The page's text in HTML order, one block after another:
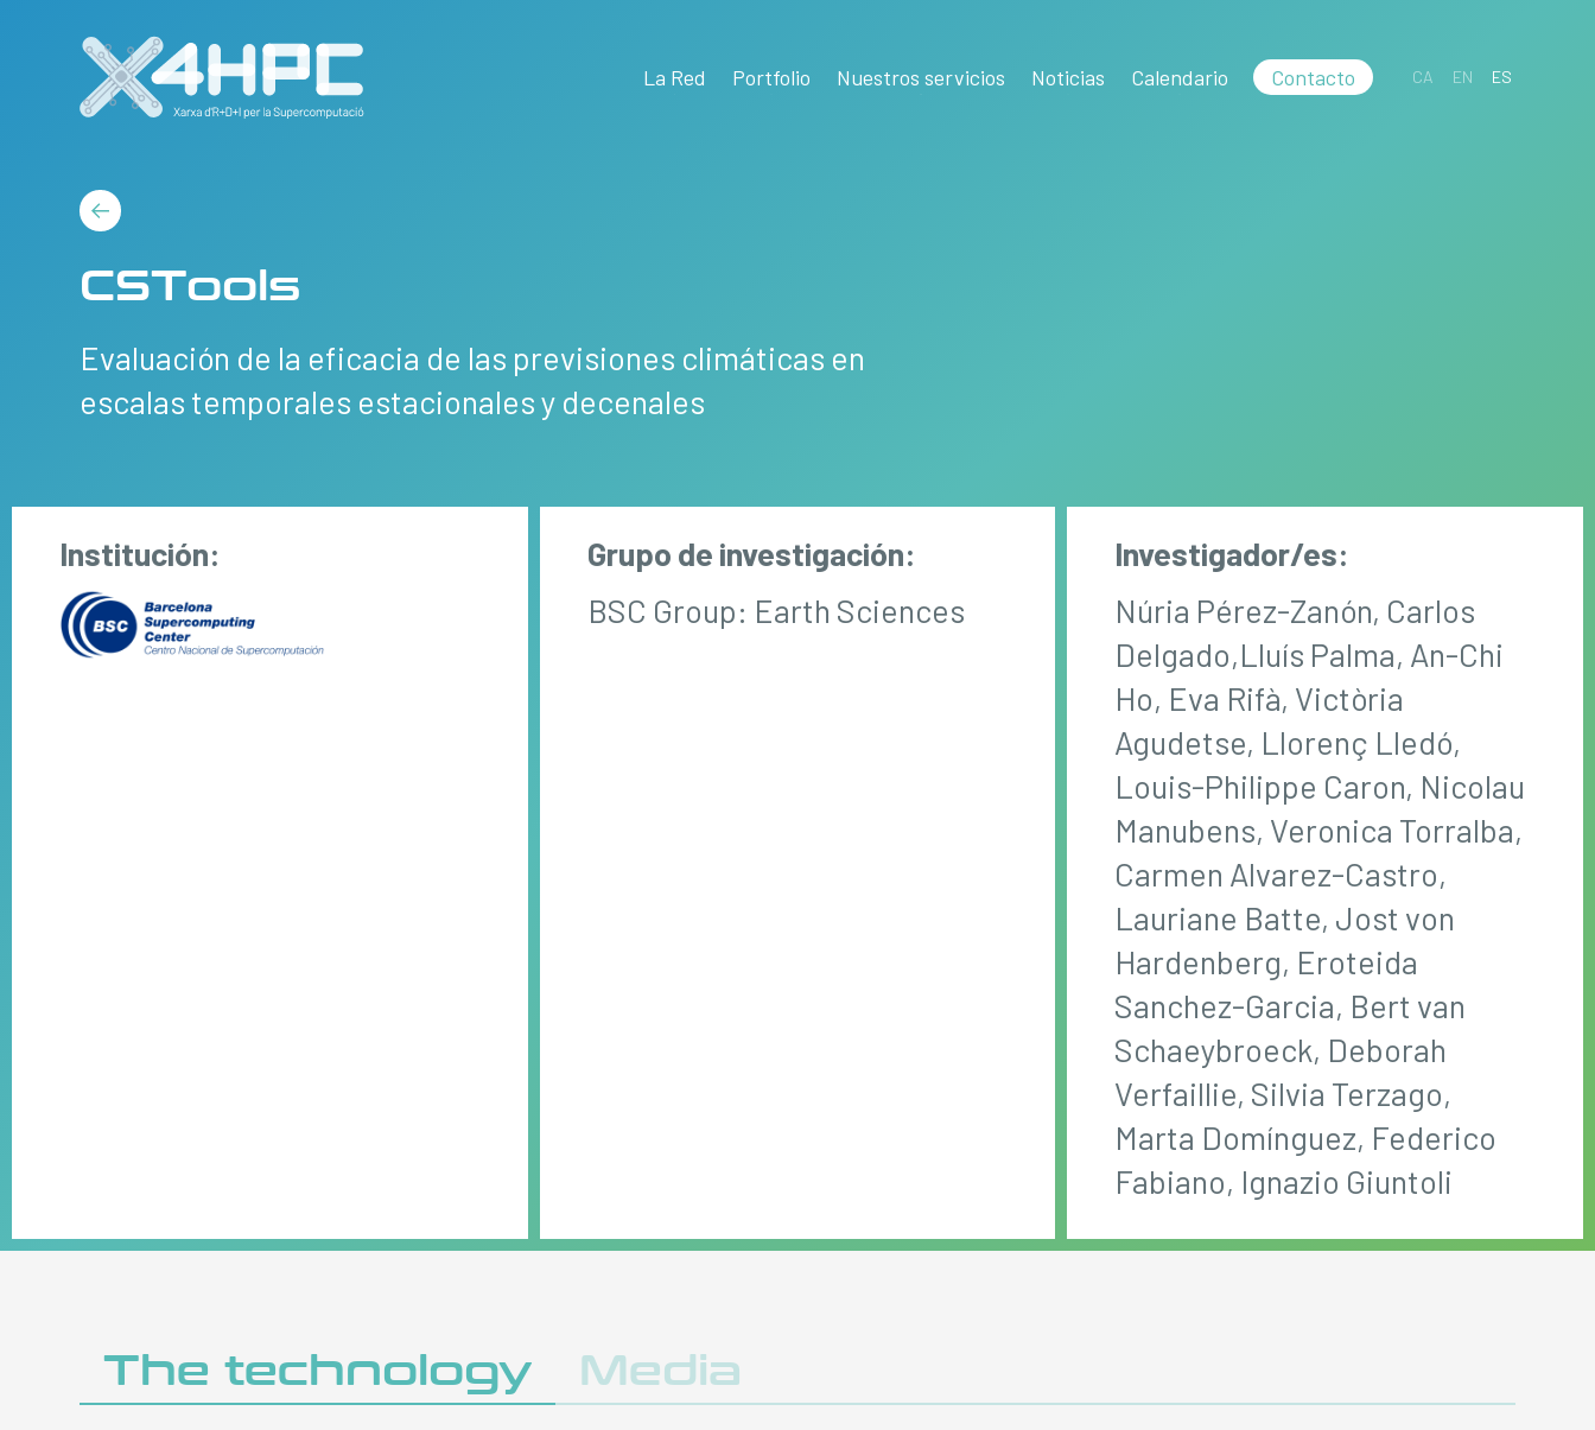
La Red Portfolio Nuestros servicios Noticias Calendario Contacto CA EN ES
CSTools
Evaluación de la eficacia de las previsiones climáticas en
escalas temporales estacionales y decenales
Institución:
Grupo de investigación:
BSC Group: Earth Sciences
Investigador/es:
Núria Pérez-Zanón, Carlos
Delgado,Lluís Palma, An-Chi
Ho, Eva Rifà, Victòria
Agudetse, Llorenç Lledó,
Louis-Philippe Caron, Nicolau
Manubens, Veronica Torralba,
Carmen Alvarez-Castro,
Lauriane Batte, Jost von
Hardenberg, Eroteida
Sanchez-Garcia, Bert van
Schaeybroeck, Deborah
Verfaillie, Silvia Terzago,
Marta Domínguez, Federico
Fabiano, Ignazio Giuntoli
The technology Media